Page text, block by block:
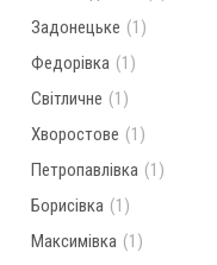
Задонецьке (1)
Федорівка (1)
Світличне (1)
Хворостове (1)
Петропавлівка (1)
Борисівка (1)
Максимівка (1)